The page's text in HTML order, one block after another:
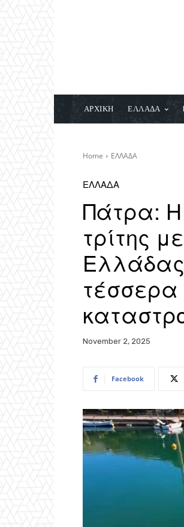
ΑΡΧΙΚΗ ΕΛΛΑΔΑ
Home ΕΛΛΑΔΑ
ΕΛΛΑΔΑ
Πάτρα:
τρίτης
Ελλάδας
τέσσερα
November 2, 2025
Facebook